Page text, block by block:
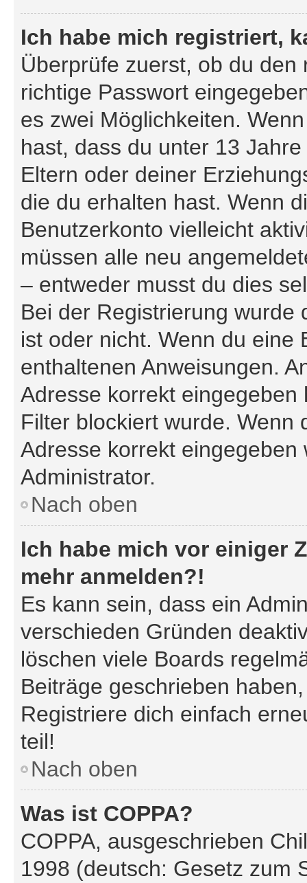
Ich habe mich registriert,
Überprüfe zuerst, ob du
richtige Passwort
es zwei Möglichkeiten.
hast, dass du unter 13
Eltern oder deiner
die du erhalten hast. Wenn
Benutzerkonto vielleicht
müssen alle neu
– entweder musst du dies
Bei der Registrierung wurde
ist oder nicht. Wenn du eine
enthaltenen Anweisungen.
Adresse korrekt
Filter blockiert wurde. Wenn
Adresse korrekt
Administrator.
Nach oben
Ich habe mich vor einiger
mehr anmelden?!
Es kann sein, dass ein
verschieden Gründen
löschen viele Boards
Beiträge geschrieben
Registriere dich einfach
teil!
Nach oben
Was ist COPPA?
COPPA, ausgeschrieben
1998 (deutsch: Gesetz zum